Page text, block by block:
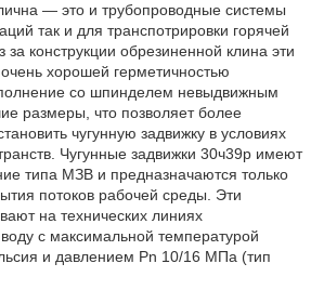
— это и трубопроводные системы
так и для транспотрировки горячей
конструкции обрезиненной клина эти
хорошей герметичностью
со шпинделем невыдвижным
размеры, что позволяет более
чугунную задвижку в условиях
Чугунные задвижки 30ч39р имеют
типа МЗВ и предназначаются только
потоков рабочей среды. Эти
на технических линиях
с максимальной температурой
и давлением Pn 10/16 МПа (тип